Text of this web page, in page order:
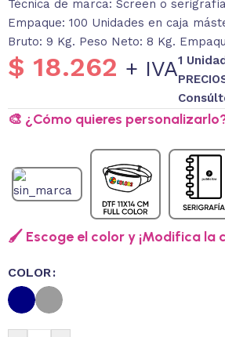
Técnica de marca: Screen o
Empaque: 100 Unidades en caja
Bruto: 9 Kg. Peso Neto: 8 Kg.
$ 18.262 + IVA1
🎨 ¿Cómo quieres
🖌️ Escoge el color y ¡Modifica la
COLOR